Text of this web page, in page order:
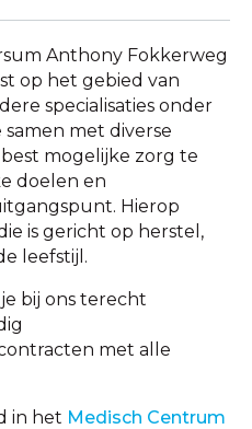
Anthony Fokkerweg
op het gebied van
specialisaties onder
met diverse
mogelijke zorg te
doelen en
Hierop
is gericht op herstel,
leefstijl.
bij ons terecht
met alle
in het Medisch Centrum